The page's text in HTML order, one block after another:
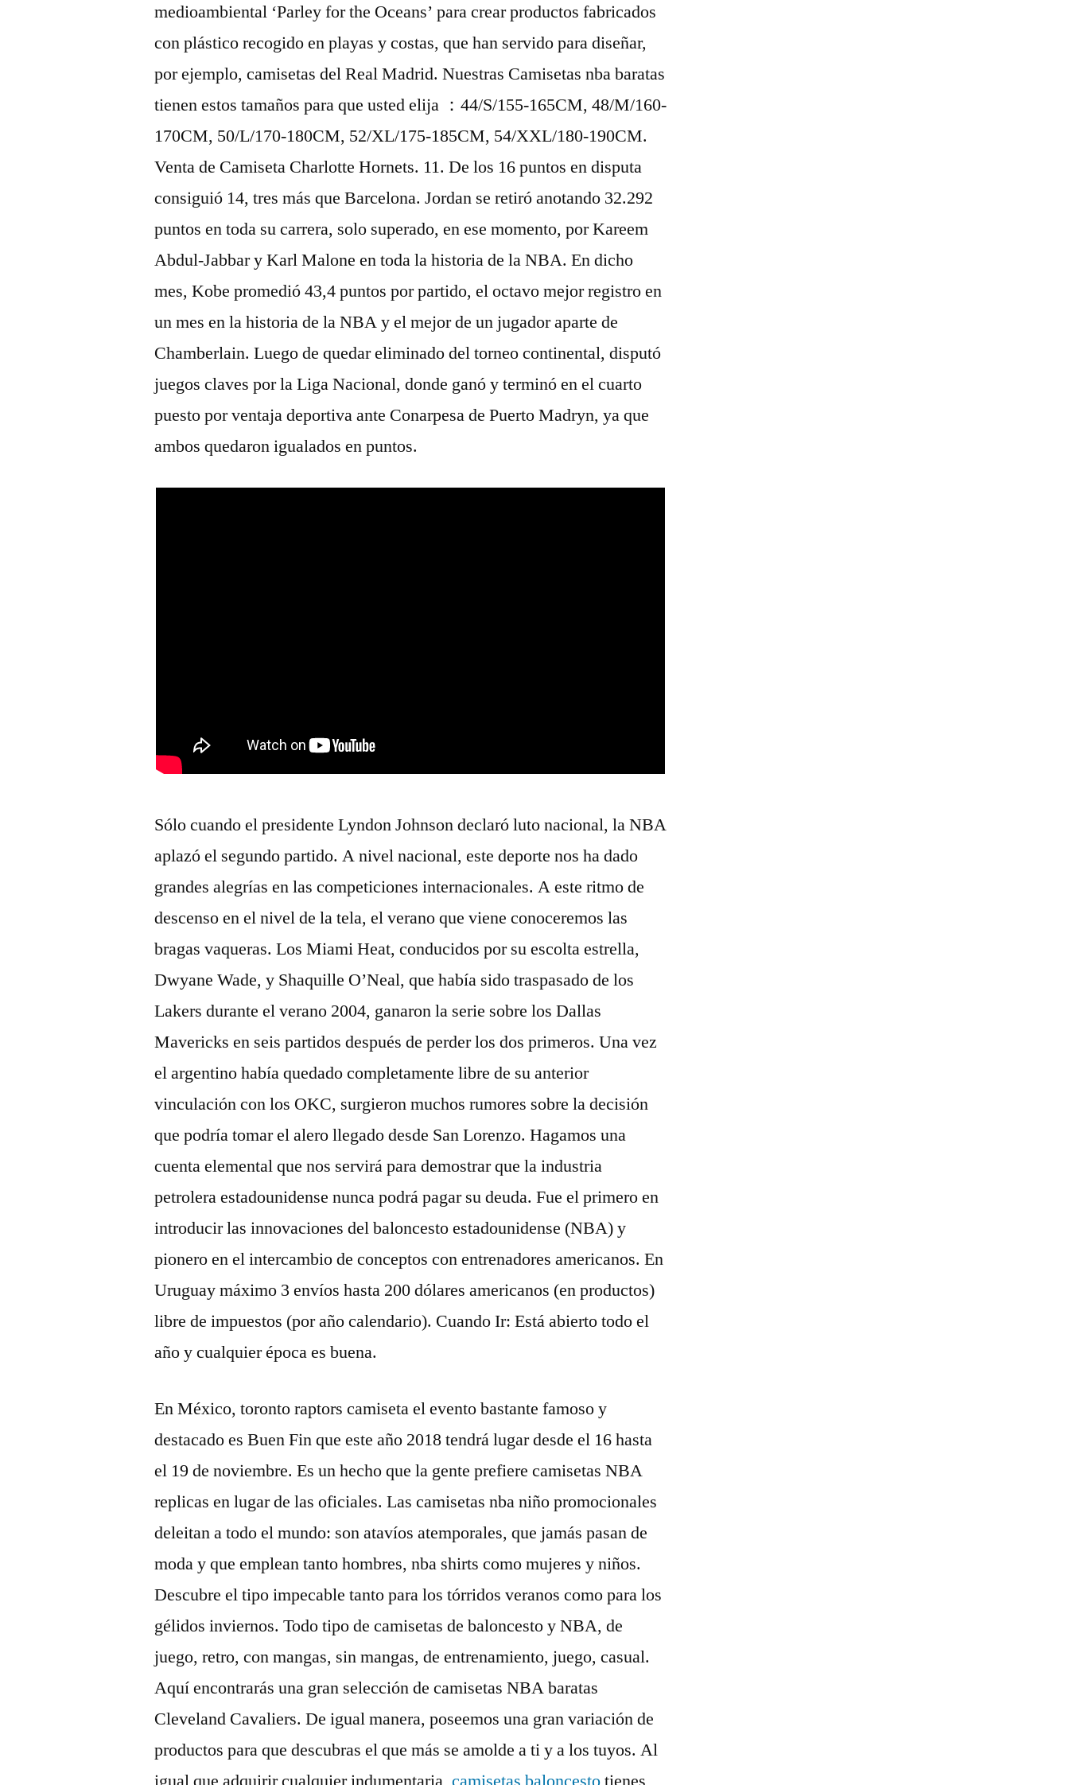
medioambiental ‘Parley for the Oceans’ para crear productos fabricados
con plástico recogido en playas y costas, que han servido para diseñar,
por ejemplo, camisetas del Real Madrid. Nuestras Camisetas nba baratas
tienen estos tamaños para que usted elija ：44/S/155-165CM, 48/M/160-
170CM, 50/L/170-180CM, 52/XL/175-185CM, 54/XXL/180-190CM.
Venta de Camiseta Charlotte Hornets. 11. De los 16 puntos en disputa
consiguió 14, tres más que Barcelona. Jordan se retiró anotando 32.292
puntos en toda su carrera, solo superado, en ese momento, por Kareem
Abdul-Jabbar y Karl Malone en toda la historia de la NBA. En dicho
mes, Kobe promedió 43,4 puntos por partido, el octavo mejor registro en
un mes en la historia de la NBA y el mejor de un jugador aparte de
Chamberlain. Luego de quedar eliminado del torneo continental, disputó
juegos claves por la Liga Nacional, donde ganó y terminó en el cuarto
puesto por ventaja deportiva ante Conarpesa de Puerto Madryn, ya que
ambos quedaron igualados en puntos.
Sólo cuando el presidente Lyndon Johnson declaró luto nacional, la NBA
aplazó el segundo partido. A nivel nacional, este deporte nos ha dado
grandes alegrías en las competiciones internacionales. A este ritmo de
descenso en el nivel de la tela, el verano que viene conoceremos las
bragas vaqueras. Los Miami Heat, conducidos por su escolta estrella,
Dwyane Wade, y Shaquille O’Neal, que había sido traspasado de los
Lakers durante el verano 2004, ganaron la serie sobre los Dallas
Mavericks en seis partidos después de perder los dos primeros. Una vez
el argentino había quedado completamente libre de su anterior
vinculación con los OKC, surgieron muchos rumores sobre la decisión
que podría tomar el alero llegado desde San Lorenzo. Hagamos una
cuenta elemental que nos servirá para demostrar que la industria
petrolera estadounidense nunca podrá pagar su deuda. Fue el primero en
introducir las innovaciones del baloncesto estadounidense (NBA) y
pionero en el intercambio de conceptos con entrenadores americanos. En
Uruguay máximo 3 envíos hasta 200 dólares americanos (en productos)
libre de impuestos (por año calendario). Cuando Ir: Está abierto todo el
año y cualquier época es buena.
En México, toronto raptors camiseta el evento bastante famoso y
destacado es Buen Fin que este año 2018 tendrá lugar desde el 16 hasta
el 19 de noviembre. Es un hecho que la gente prefiere camisetas NBA
replicas en lugar de las oficiales. Las camisetas nba niño promocionales
deleitan a todo el mundo: son atavíos atemporales, que jamás pasan de
moda y que emplean tanto hombres, nba shirts como mujeres y niños.
Descubre el tipo impecable tanto para los tórridos veranos como para los
gélidos inviernos. Todo tipo de camisetas de baloncesto y NBA, de
juego, retro, con mangas, sin mangas, de entrenamiento, juego, casual.
Aquí encontrarás una gran selección de camisetas NBA baratas
Cleveland Cavaliers. De igual manera, poseemos una gran variación de
productos para que descubras el que más se amolde a ti y a los tuyos. Al